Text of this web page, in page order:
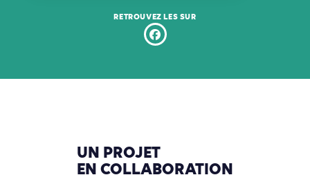
RETROUVEZ LES SUR
UN PROJET
EN COLLABORATION